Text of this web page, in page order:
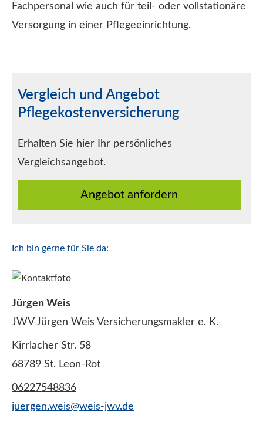
Fachpersonal wie auch für teil- oder vollstationäre
Versorgung in einer Pflegeeinrichtung.
Vergleich und Angebot
Pflegekostenversicherung
Erhalten Sie hier Ihr persönliches
Vergleichsangebot.
An­ge­bot an­for­dern
Ich bin gerne für Sie da:
Jürgen Weis
JWV Jürgen Weis Ver­sicherungs­makler e. K.
Kirrlacher Str. 58
68789 St. Leon-Rot
06227548836
juergen.weis@weis-jwv.de